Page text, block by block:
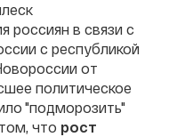
россиян в связи с
с республикой
от
политическое
"подморозить"
что рост